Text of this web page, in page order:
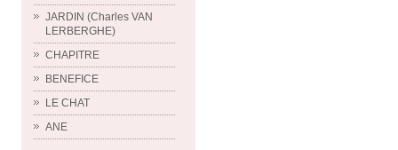
JARDIN (Charles VAN
LERBERGHE)
CHAPITRE
BENEFICE
LE CHAT
ANE